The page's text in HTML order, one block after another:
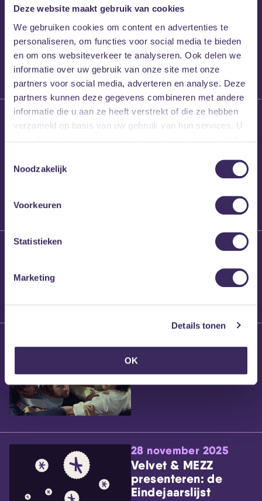
Deze website maakt gebruik van cookies
We gebruiken cookies om content en advertenties te
personaliseren, om functies voor social media te bieden
en om ons websiteverkeer te analyseren. Ook delen we
informatie over uw gebruik van onze site met onze
partners voor social media, adverteren en analyse. Deze
partners kunnen deze gegevens combineren met andere
informatie die u aan ze heeft verstrekt of die ze hebben
verzameld op basis van uw gebruik van hun services. U
Noodzakelijk
Voorkeuren
Statistieken
Marketing
Details tonen
OK
27 maart 2026
Willem’s Blog:
Frans Kalf
26 maart 2026
Willem’s Blog: High
Brennt Vanneste
Willem’s Blog: Ão
28 november 2025
Velvet & MEZZ
presenteren: de
Eindejaarslijst